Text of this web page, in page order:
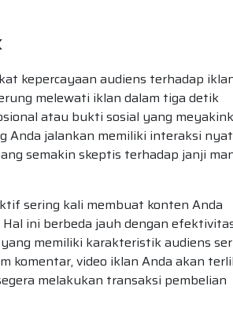
kepercayaan audiens terhadap
melewati iklan dalam tiga detik
atau bukti sosial yang
Anda jalankan memiliki interaksi
semakin skeptis terhadap janji
sering kali membuat konten Anda
ini berbeda jauh dengan
memiliki karakteristik audiens
komentar, video iklan Anda akan
melakukan transaksi pembelian